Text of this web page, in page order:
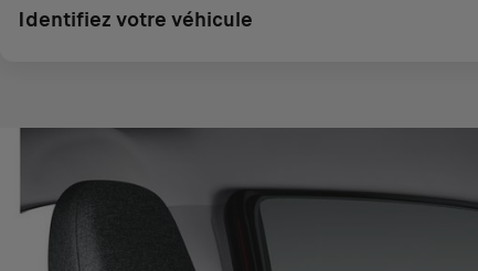
Identifiez votre véhicule